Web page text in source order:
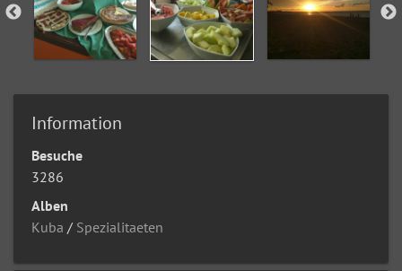
Information
Besuche
3286
Alben
Kuba / Spezialitaeten